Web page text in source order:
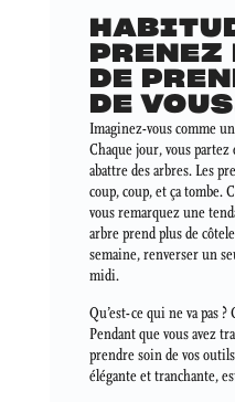
PRENEZ
DE
DE
Imaginez-vous comme
Chaque jour, vous
abattre des arbres. Les
coup, coup, et ça tombe.
vous remarquez une
arbre prend plus de
semaine, renverser un
midi.
Qu’est-ce qui ne va pas
Pendant que vous avez
prendre soin de vos
élégante et tranchante,